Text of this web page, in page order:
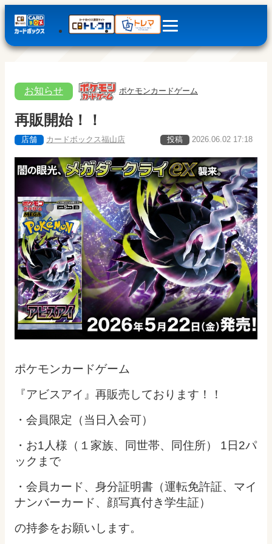
お知らせ ポケモンカードゲーム
再販開始！！
店舗 カードボックス福山店 投稿 2026.06.02 17:18
ポケモンカードゲーム
『アビスアイ』再販売しております！！
・会員限定（当日入会可）
・お1人様（１家族、同世帯、同住所） 1日2パ
ックまで
・会員カード、身分証明書（運転免許証、マイ
ナンバーカード、顔写真付き学生証）
の持参をお願いします。